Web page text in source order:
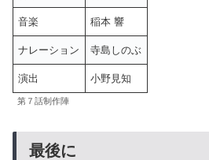
音楽 稲本 響
ナレーション 寺島しのぶ
演出 小野見知
第７話制作陣
最後に